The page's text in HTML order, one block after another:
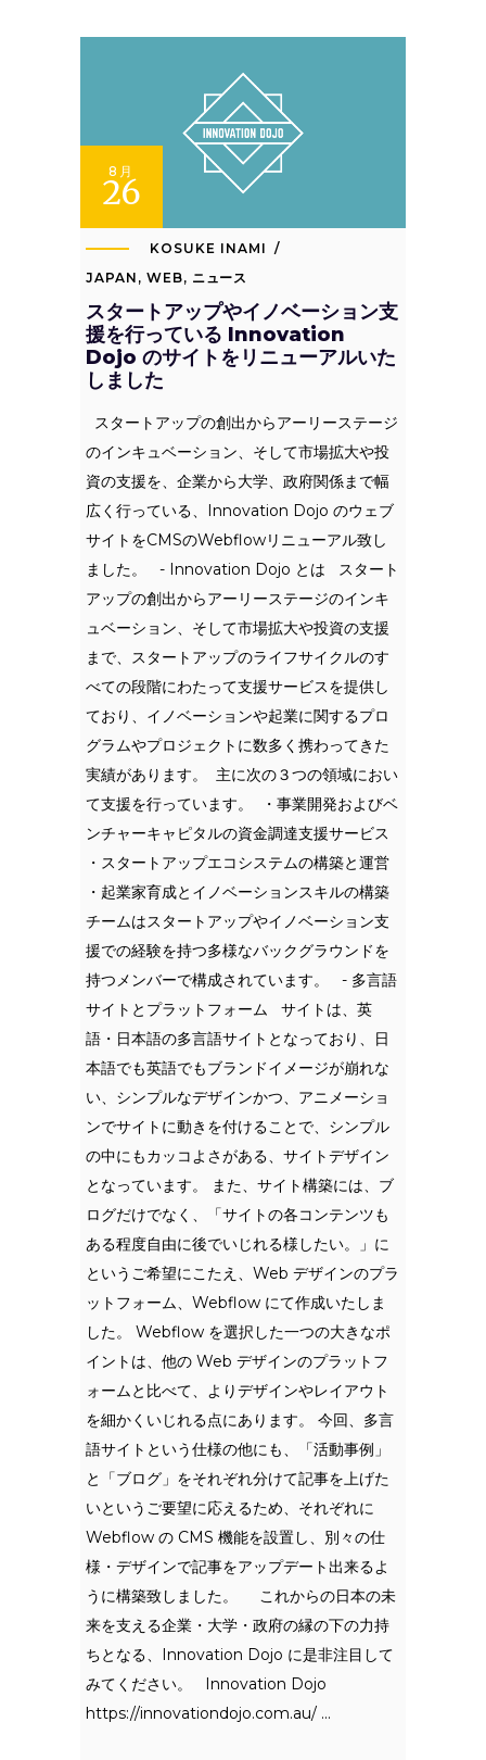
8月
26
KOSUKE INAMI
JAPAN , WEB, ニュース
スタートアップやイノベーション支
援を行っている Innovation
Dojo のサイトをリニューアルいた
しました
スタートアップの創出からアーリーステージ
のインキュベーション、そして市場拡大や投
資の支援を、企業から大学、政府関係まで幅
広く行っている、Innovation Dojo のウェブ
サイトをCMSのWebflowリニューアル致し
ました。 - Innovation Dojo とは スタート
アップの創出からアーリーステージのインキ
ュベーション、そして市場拡大や投資の支援
まで、スタートアップのライフサイクルのす
べての段階にわたって支援サービスを提供し
ており、イノベーションや起業に関するプロ
グラムやプロジェクトに数多く携わってきた
実績があります。 ‍ 主に次の３つの領域におい
て支援を行っています。 ‍ ・事業開発およびベ
ンチャーキャピタルの資金調達支援サービス
・スタートアップエコシステムの構築と運営
・起業家育成とイノベーションスキルの構築 ‍
チームはスタートアップやイノベーション支
援での経験を持つ多様なバックグラウンドを
持つメンバーで構成されています。 - 多言語
サイトとプラットフォーム サイトは、英
語・日本語の多言語サイトとなっており、日
本語でも英語でもブランドイメージが崩れな
い、シンプルなデザインかつ、アニメーショ
ンでサイトに動きを付けることで、シンプル
の中にもカッコよさがある、サイトデザイン
となっています。 また、サイト構築には、ブ
ログだけでなく、「サイトの各コンテンツも
ある程度自由に後でいじれる様したい。」に
というご希望にこたえ、Web デザインのプラ
ットフォーム、Webflow にて作成いたしま
した。 Webflow を選択した一つの大きなポ
イントは、他の Web デザインのプラットフ
ォームと比べて、よりデザインやレイアウト
を細かくいじれる点にあります。 今回、多言
語サイトという仕様の他にも、「活動事例」
と「ブログ」をそれぞれ分けて記事を上げた
いというご要望に応えるため、それぞれに
Webflow の CMS 機能を設置し、別々の仕
様・デザインで記事をアップデート出来るよ
うに構築致しました。 これからの日本の未
来を支える企業・大学・政府の縁の下の力持
ちとなる、Innovation Dojo に是非注目して
みてください。 Innovation Dojo
https://innovationdojo.com.au/